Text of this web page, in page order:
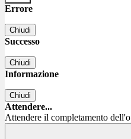
Errore
Chiudi
Successo
Chiudi
Informazione
Chiudi
Attendere...
Attendere il completamento